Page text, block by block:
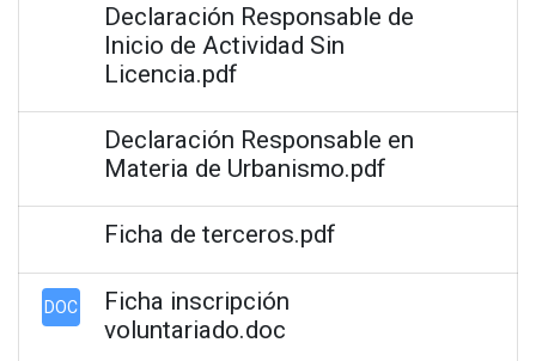
Declaración Responsable de
Inicio de Actividad Sin
Licencia.pdf
Declaración Responsable en
Materia de Urbanismo.pdf
Ficha de terceros.pdf
DOC
Ficha inscripción
voluntariado.doc